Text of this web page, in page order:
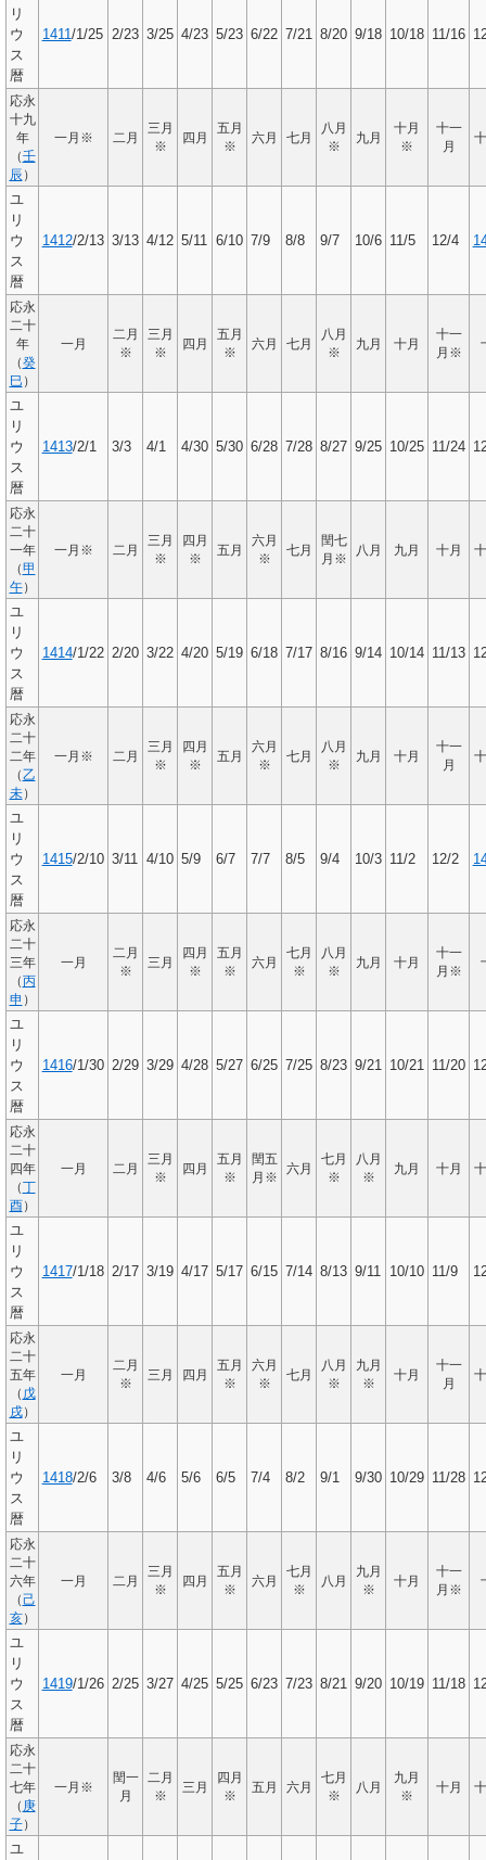
リ
ウ
ス
暦
1411/1/25 2/23 3/25 4/23 5/23 6/22 7/21 8/20 9/18 10/18 11/16
応永
十九
年
（壬
辰 ）
一月※ 二月
三月
※
四月
五月
※
六月 七月
八月
※
九月
十月
※
十一
月
ユ
リ
ウ
ス
暦
1412/2/13 3/13 4/12 5/11 6/10 7/9 8/8 9/7 10/6 11/5 12/4
応永
二十
年
（癸
巳 ）
一月
二月
※
三月
※
四月
五月
※
六月 七月
八月
※
九月 十月
十一
月※
ユ
リ
ウ
ス
暦
1413/2/1 3/3 4/1 4/30 5/30 6/28 7/28 8/27 9/25 10/25 11/24
応永
二十
一年
（甲
午）
一月※ 二月
三月
※
四月
※
五月
六月
※
七月
閏七
月※
八月 九月 十月
ユ
リ
ウ
ス
暦
1414/1/22 2/20 3/22 4/20 5/19 6/18 7/17 8/16 9/14 10/14 11/13
応永
二十
二年
（乙
未）
一月※ 二月
三月
※
四月
※
五月
六月
※
七月
八月
※
九月 十月
十一
月
ユ
リ
ウ
ス
暦
1415/2/10 3/11 4/10 5/9 6/7 7/7 8/5 9/4 10/3 11/2 12/2
応永
二十
三年
（丙
申 ）
一月
二月
※
三月
四月
※
五月
※
六月
七月
※
八月
※
九月 十月
十一
月※
ユ
リ
ウ
ス
暦
1416/1/30 2/29 3/29 4/28 5/27 6/25 7/25 8/23 9/21 10/21 11/20
応永
二十
四年
（丁
酉）
一月 二月
三月
※
四月
五月
※
閏五
月※
六月
七月
※
八月
※
九月 十月
ユ
リ
ウ
ス
暦
1417/1/18 2/17 3/19 4/17 5/17 6/15 7/14 8/13 9/11 10/10 11/9
応永
二十
五年
（ 戊
戌）
一月
二月
※
三月 四月
五月
※
六月
※
七月
八月
※
九月
※
十月
十一
月
ユ
リ
ウ
ス
暦
1418/2/6 3/8 4/6 5/6 6/5 7/4 8/2 9/1 9/30 10/29 11/28
応永
二十
六年
（己
亥）
一月 二月
三月
※
四月
五月
※
六月
七月
※
八月
九月
※
十月
十一
月※
ユ
リ
ウ
ス
暦
1419/1/26 2/25 3/27 4/25 5/25 6/23 7/23 8/21 9/20 10/19 11/18
応永
二十
七年
（ 庚
子）
一月※
閏一
月
二月
※
三月
四月
※
五月 六月
七月
※
八月
九月
※
十月
ユ